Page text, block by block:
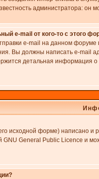
администратора:
e-mail от кого-то с этого
e-mail на данном
Вы должны написать e-mail
детальная
исходной форме) написано и
General Public Licence и